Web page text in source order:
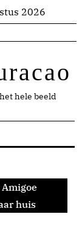
2026
hele beeld
Amigoe
huis